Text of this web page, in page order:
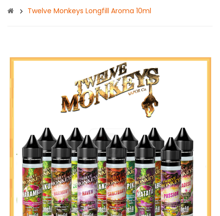
Twelve Monkeys Longfill Aroma 10ml